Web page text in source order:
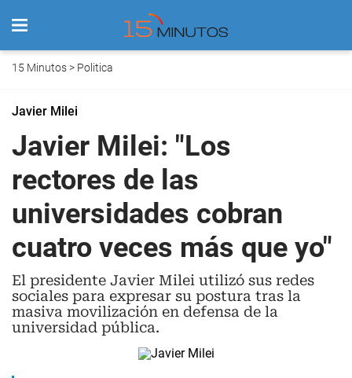
15 Minutos> Politica
Javier Milei
Javier Milei: "Los
rectores de las
universidades cobran
cuatro veces más que yo"
El presidente Javier Milei utilizó sus redes
sociales para expresar su postura tras la
masiva movilización en defensa de la
universidad pública.